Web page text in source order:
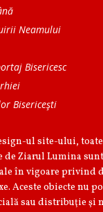
Neamului
Bisericesc
Bisericeşti
ul site-ului,
de Ziarul Lumina
în vigoare privind
Aceste obiecte nu
sau distribuţie şi